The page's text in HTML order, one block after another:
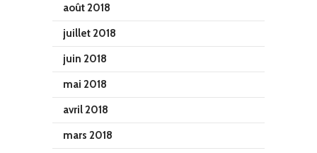
août 2018
juillet 2018
juin 2018
mai 2018
avril 2018
mars 2018